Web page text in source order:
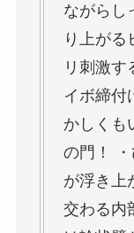
ながらし
り上がる
リ刺激す
イボ締付
かしくも
の門！
が浮き上
交わる内